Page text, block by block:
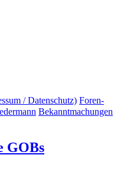
/ Datenschutz) Foren-
Bekanntmachungen
GOBs